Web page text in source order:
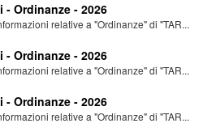
- Ordinanze - 2026
relative a "Ordinanze" di "TAR...
- Ordinanze - 2026
relative a "Ordinanze" di "TAR...
- Ordinanze - 2026
relative a "Ordinanze" di "TAR...